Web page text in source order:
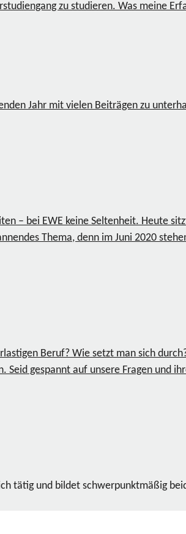
zu studieren. Was meine
Jahr mit vielen Beiträgen zu
– bei EWE keine Seltenheit. Heute
Thema, denn im Juni 2020
Beruf? Wie setzt man sich
Seid gespannt auf unsere Fragen und
tätig und bildet schwerpunktmäßig